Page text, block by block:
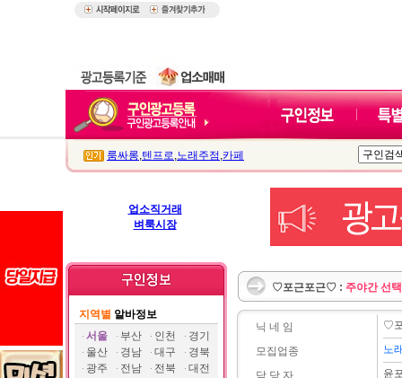
룸싸롱,텐프로,노래주점 ,카페
업소직거래
벼룩시장
지역별 알바정보
서울
부산 인천
경기
울산
경남 대구
경북
광주
전남 전북
대전
♡포근포근♡ : 주야간 선
닉 네 임
모집업종
담 당 자
♡
노
윤